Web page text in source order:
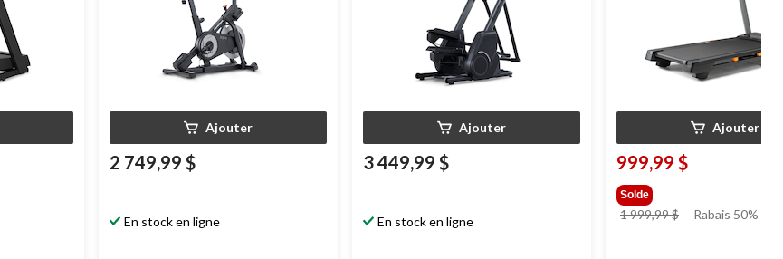
Ajouter
2 749,99 $
En stock en ligne
Ajouter
3 449,99 $
En stock en ligne
Ajouter
999,99 $
Solde
1 999,99 $
prixRabais 50%